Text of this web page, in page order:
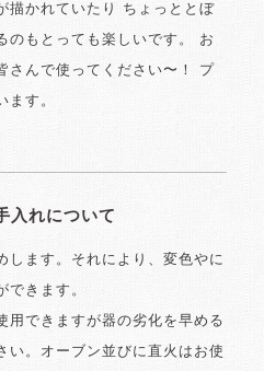
描かれていたり ちょっととぼ
のもとっても楽しいです。 お
さんで使ってください〜！ プ
ます。
入れについて
します。それにより、変色やに
できます。
用できますが器の劣化を早める
い。オーブン並びに直火はお使